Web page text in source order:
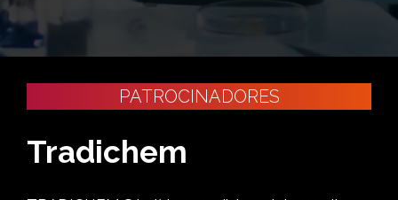
PATROCINADORES
Tradichem